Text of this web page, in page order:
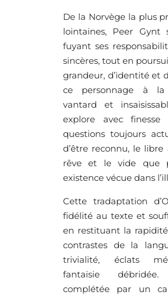
De la Norvège la plus
lointaines, Peer
fuyant ses
sincères, tout en
grandeur, d’identité et
ce personnage à la
vantard et
explore avec
questions toujours
d’être reconnu, le
rêve et le vide que
existence vécue dans
Cette tradaptation
fidélité au texte et
en restituant la
contrastes de la
trivialité, éclats
fantaisie
complétée par un